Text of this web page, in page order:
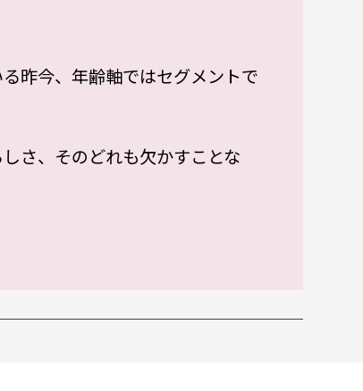
昨今、年齢軸ではセグメントで
さ、そのどれも欠かすことな